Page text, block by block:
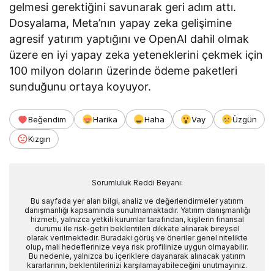
gelmesi gerektiğini savunarak geri adım attı.
Dosyalama, Meta’nın yapay zeka gelişimine
agresif yatırım yaptığını ve OpenAI dahil olmak
üzere en iyi yapay zeka yeteneklerini çekmek için
100 milyon doların üzerinde ödeme paketleri
sunduğunu ortaya koyuyor.
Beğendim Harika Haha Vay
Üzgün
Kızgın
Sorumluluk Reddi Beyanı:
Bu sayfada yer alan bilgi, analiz ve değerlendirmeler yatırım
danışmanlığı kapsamında sunulmamaktadır. Yatırım danışmanlığı
hizmeti, yalnızca yetkili kurumlar tarafından, kişilerin finansal
durumu ile risk-getiri beklentileri dikkate alınarak bireysel
olarak verilmektedir. Buradaki görüş ve öneriler genel nitelikte
olup, mali hedeflerinize veya risk profilinize uygun olmayabilir.
Bu nedenle, yalnızca bu içeriklere dayanarak alınacak yatırım
kararlarının, beklentilerinizi karşılamayabileceğini unutmayınız.